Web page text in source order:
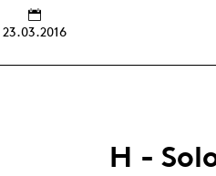
23.03.2016
H -